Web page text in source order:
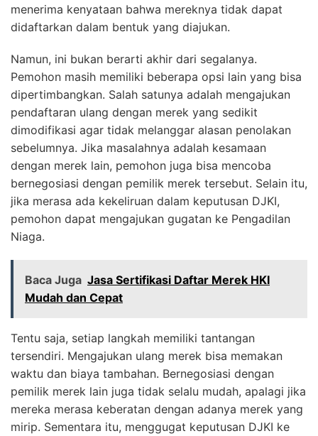
menerima kenyataan bahwa mereknya tidak dapat
didaftarkan dalam bentuk yang diajukan.
Namun, ini bukan berarti akhir dari segalanya.
Pemohon masih memiliki beberapa opsi lain yang bisa
dipertimbangkan. Salah satunya adalah mengajukan
pendaftaran ulang dengan merek yang sedikit
dimodifikasi agar tidak melanggar alasan penolakan
sebelumnya. Jika masalahnya adalah kesamaan
dengan merek lain, pemohon juga bisa mencoba
bernegosiasi dengan pemilik merek tersebut. Selain itu,
jika merasa ada kekeliruan dalam keputusan DJKI,
pemohon dapat mengajukan gugatan ke Pengadilan
Niaga.
Baca Juga Jasa Sertifikasi Daftar Merek HKI
Mudah dan Cepat
Tentu saja, setiap langkah memiliki tantangan
tersendiri. Mengajukan ulang merek bisa memakan
waktu dan biaya tambahan. Bernegosiasi dengan
pemilik merek lain juga tidak selalu mudah, apalagi jika
mereka merasa keberatan dengan adanya merek yang
mirip. Sementara itu, menggugat keputusan DJKI ke